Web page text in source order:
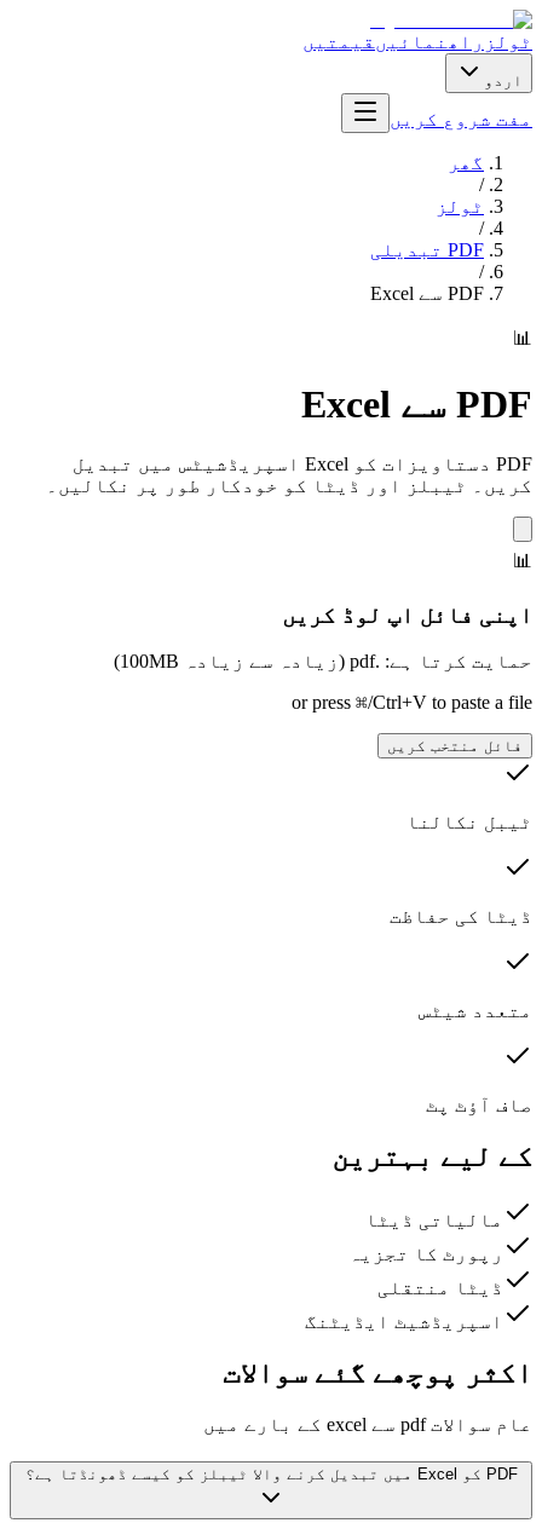
ٹولز راھنمائیں قیمتیں
اردو
مفت شروع کریں
گھر
/
ٹولز
/
PDF تبدیلی
/
PDF سے Excel
📊
PDF سے Excel
PDF دستاویزات کو Excel اسپریڈشیٹس میں تبدیل
کریں۔ ٹیبلز اور ڈیٹا کو خودکار طور پر نکالیں۔
📊
اپنی فائل اپ لوڈ کریں
حمایت کرتا ہے: .pdf (زیادہ سے زیادہ 100MB)
or press ⌘/Ctrl+V to paste a file
فائل منتخب کریں
ٹیبل نکالنا
ڈیٹا کی حفاظت
متعدد شیٹس
صاف آؤٹ پٹ
کے لیے بہترین
مالیاتی ڈیٹا
رپورٹ کا تجزیہ
ڈیٹا منتقلی
اسپریڈشیٹ ایڈیٹنگ
اکثر پوچھے گئے سوالات
عام سوالات pdf سے excel کے بارے میں
PDF کو Excel میں تبدیل کرنے والا ٹیبلز کو کیسے ڈھونڈتا ہے؟